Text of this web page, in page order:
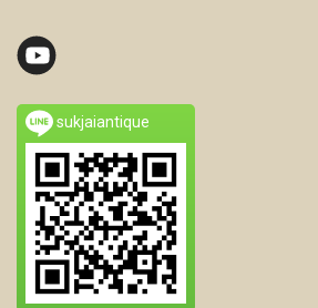
sukjaiantique